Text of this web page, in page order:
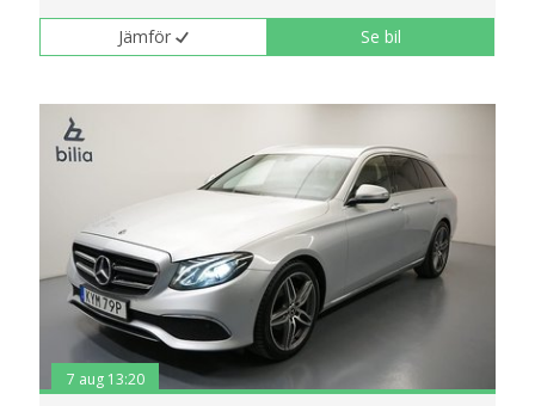
Jämför Se bil
7 aug 13:20